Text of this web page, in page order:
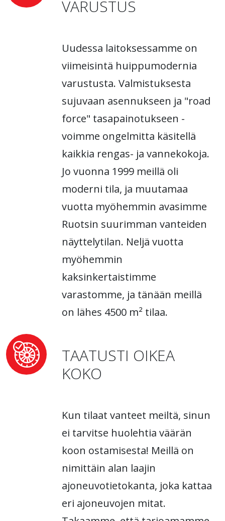
VARUSTUS
Uudessa laitoksessamme on
viimeisintä huippumodernia
varustusta. Valmistuksesta
sujuvaan asennukseen ja "road
force" tasapainotukseen -
voimme ongelmitta käsitellä
kaikkia rengas- ja vannekokoja.
Jo vuonna 1999 meillä oli
moderni tila, ja muutamaa
vuotta myöhemmin avasimme
Ruotsin suurimman vanteiden
näyttelytilan. Neljä vuotta
myöhemmin
kaksinkertaistimme
varastomme, ja tänään meillä
on lähes 4500 m² tilaa.
TAATUSTI OIKEA
KOKO
Kun tilaat vanteet meiltä, sinun
ei tarvitse huolehtia väärän
koon ostamisesta! Meillä on
nimittäin alan laajin
ajoneuvotietokanta, joka kattaa
eri ajoneuvojen mitat.